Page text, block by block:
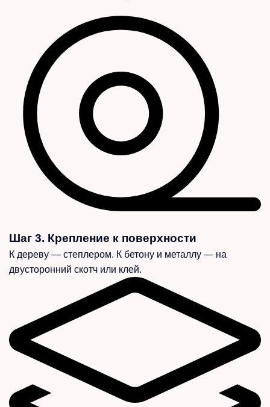
Шаг 3. Крепление к поверхности
К дереву — степлером. К бетону и металлу — на
двусторонний скотч или клей.